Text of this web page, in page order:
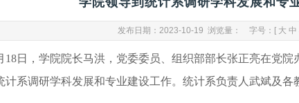
发布日期：2023-10-19 浏览量： 字号：[ 大 中
18日， 学院院长马洪，党委委员、组织部部长张正亮在党院
计系调研学科发展和专业建设工作。统计系负责人武斌及各